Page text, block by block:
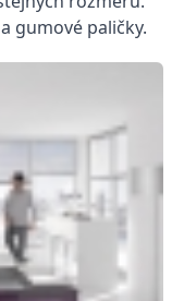
gumové paličky.